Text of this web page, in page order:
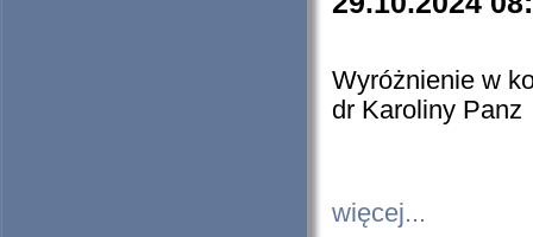
Wyróżnienie w
dr Karoliny Panz
więcej...